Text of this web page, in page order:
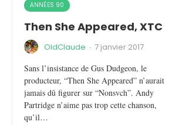
ANNÉES 90
Then She Appeared, XTC
OldClaude · 7 janvier 2017
Sans l’insistance de Gus Dudgeon, le
producteur, “Then She Appeared” n’aurait
jamais dû figurer sur “Nonsvch”. Andy
Partridge n’aime pas trop cette chanson,
qu’il…